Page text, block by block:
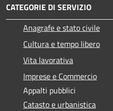
CATEGORIE DI SERVIZIO
Anagrafe e stato civile
Cultura e tempo libero
Vita lavorativa
Imprese e Commercio
Appalti pubblici
Catasto e urbanistica